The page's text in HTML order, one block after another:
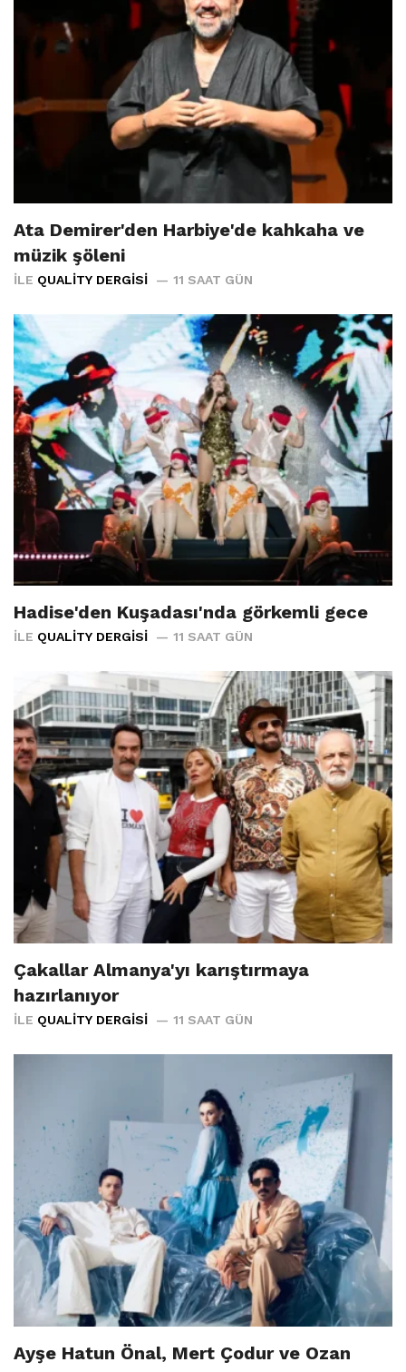
Ata Demirer'den Harbiye'de kahkaha ve
müzik şöleni
İLE QUALITY DERGISI 11 SAAT GÜN
Hadise'den Kuşadası'nda görkemli gece
İLE QUALITY DERGISI 11 SAAT GÜN
Çakallar Almanya'yı karıştırmaya
hazırlanıyor
İLE QUALITY DERGISI 11 SAAT GÜN
Ayşe Hatun Önal, Mert Çodur ve Ozan